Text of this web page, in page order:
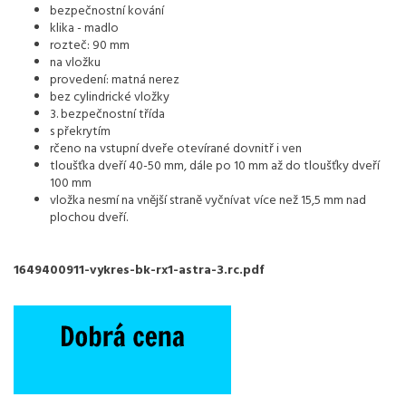
bezpečnostní kování
klika - madlo
rozteč: 90 mm
na vložku
provedení: matná nerez
bez cylindrické vložky
3. bezpečnostní třída
s překrytím
rčeno na vstupní dveře otevírané dovnitř i ven
tloušťka dveří 40-50 mm, dále po 10 mm až do tloušťky dveří
100 mm
vložka nesmí na vnější straně vyčnívat více než 15,5 mm nad
plochou dveří.
1649400911-vykres-bk-rx1-astra-3.rc.pdf